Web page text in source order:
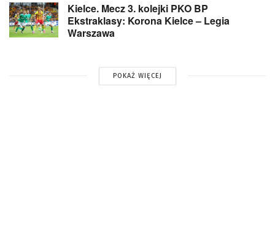
Kielce. Mecz 3. kolejki PKO BP
Ekstraklasy: Korona Kielce – Legia
Warszawa
POKAŻ WIĘCEJ